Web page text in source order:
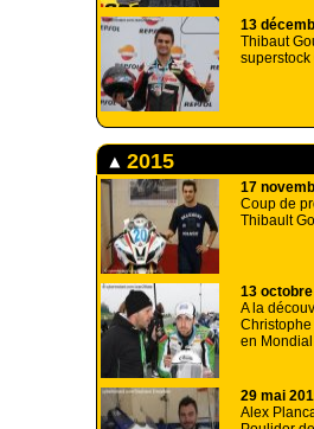
13
Thibaut
superstock
2015
17
Coup de
Thibault
13
A la
en
29 mai
Alex